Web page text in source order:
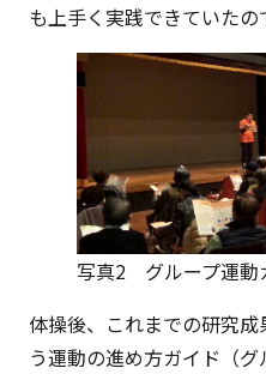
も上手く実践できていたの
写真2 グループ運動
体操後、これまでの研究
う運動の進め方ガイド（